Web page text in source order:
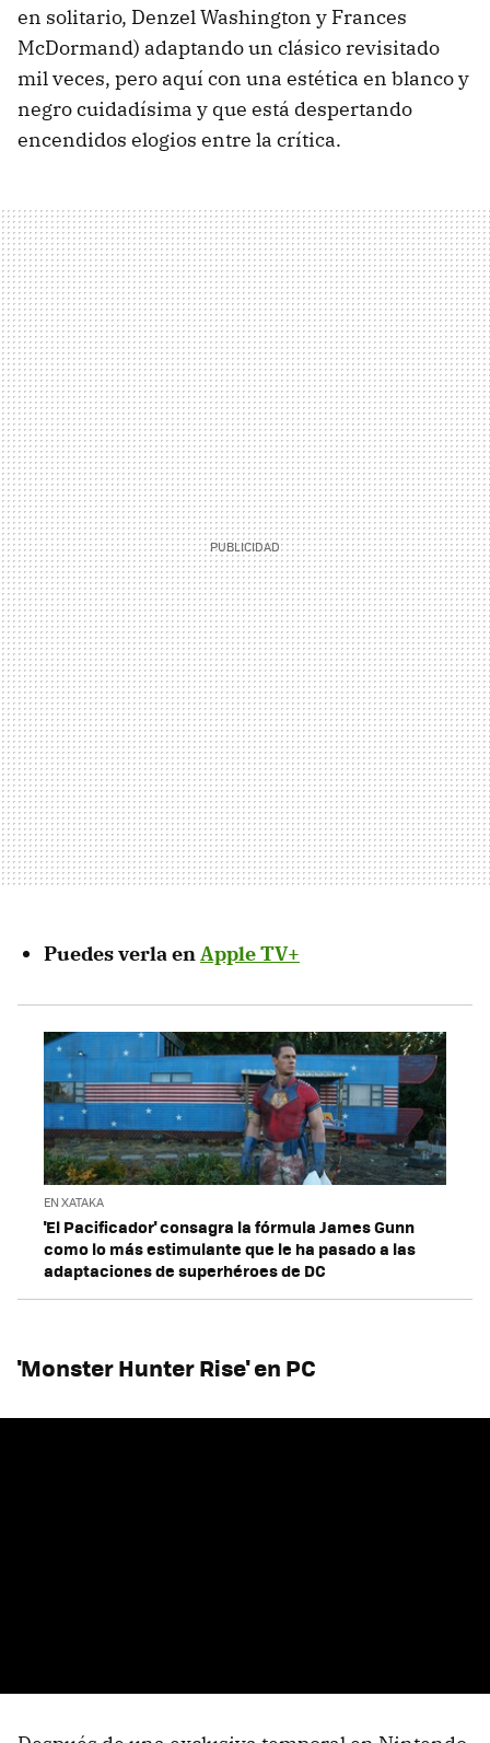
en solitario, Denzel Washington y Frances
McDormand) adaptando un clásico revisitado
mil veces, pero aquí con una estética en blanco y
negro cuidadísima y que está despertando
encendidos elogios entre la crítica.
Puedes verla enApple TV+
EN XATAKA
'El Pacificador' consagra la fórmula James Gunn
como lo más estimulante que le ha pasado a las
adaptaciones de superhéroes de DC
'Monster Hunter Rise' en PC